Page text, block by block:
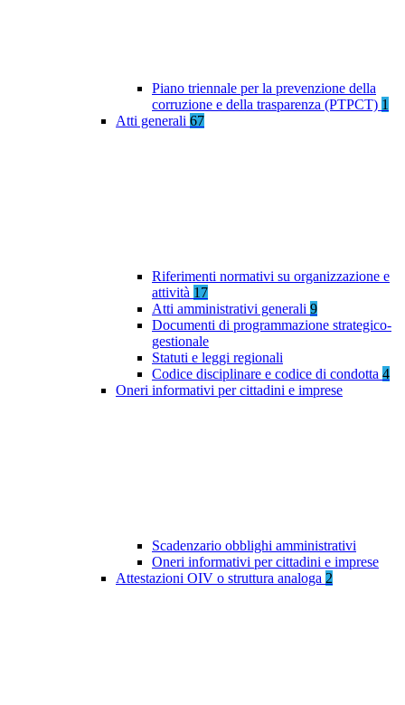
Piano triennale per la prevenzione della
corruzione e della trasparenza (PTPCT) 1
Atti generali 67
Riferimenti normativi su organizzazione e
attività 17
Atti amministrativi generali 9
Documenti di programmazione strategico-
gestionale
Statuti e leggi regionali
Codice disciplinare e codice di condotta 4
Oneri informativi per cittadini e imprese
Scadenzario obblighi amministrativi
Oneri informativi per cittadini e imprese
Attestazioni OIV o struttura analoga 2